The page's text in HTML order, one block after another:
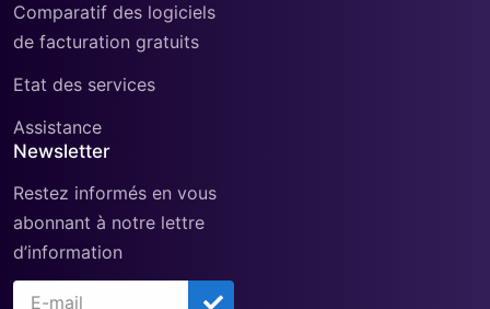
Comparatif des logiciels
de facturation gratuits
Etat des services
Assistance
Newsletter
Restez informés en vous
abonnant à notre lettre
d’information